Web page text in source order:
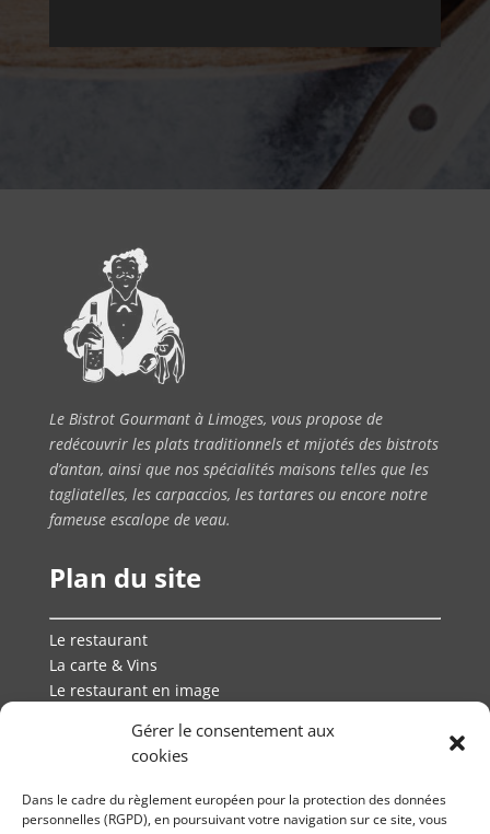
Gérer le consentement aux
cookies
Dans le cadre du règlement européen pour la protection des données
personnelles (RGPD), en poursuivant votre navigation sur ce site, vous
Le Bistrot Gourmant à Limoges, vous propose de
redécouvrir les plats traditionnels et mijotés des bistrots
d’antan, ainsi que nos spécialités maisons telles que les
tagliatelles, les carpaccios, les tartares ou encore notre
fameuse escalope de veau.
Plan du site
Le restaurant
La carte & Vins
Le restaurant en image
Contactez-nous
Mentions légales
Politique de données personnelles